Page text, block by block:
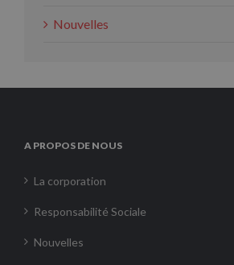
Nouvelles
A PROPOS DE NOUS
La corporation
Responsabilité Sociale
Nouvelles